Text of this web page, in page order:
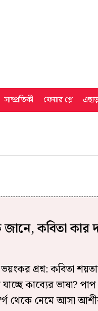
সাম্প্রতিকী ফেয়ার প্লে
কবিতা কার
প্রশ্ন: কবিতা
কাব্যের ভাষা?
থেকে নেমে আসা